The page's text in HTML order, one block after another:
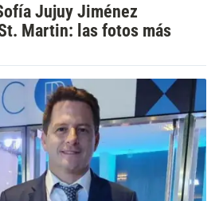
Jujuy Jiménez
Martin: las fotos más